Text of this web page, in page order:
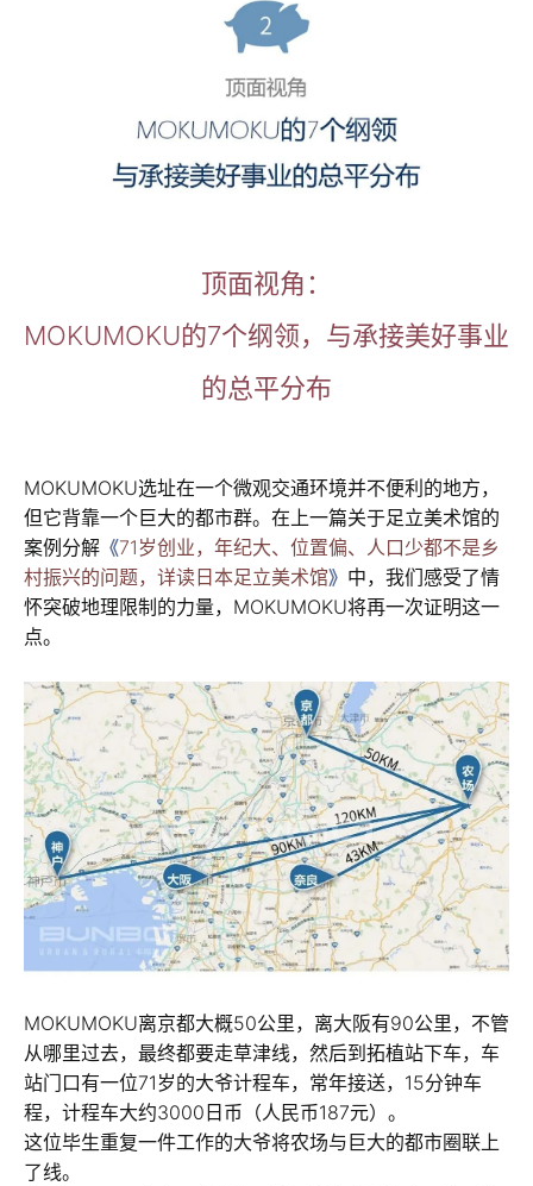
顶面视角：
MOKUMOKU的7个纲领，与承接美好事业
的总平分布
MOKUMOKU选址在一个微观交通环境并不便利的地方，
但它背靠一个巨大的都市群。在上一篇关于足立美术馆的
案例分解 《71岁创业，年纪大、位置偏、人口少都不是乡
村振兴的问题，详读日本足立美术馆》 中，我们感受了情
怀突破地理限制的力量，MOKUMOKU将再一次证明这一
点。
MOKUMOKU离京都大概50公里，离大阪有90公里，不管
从哪里过去，最终都要走草津线，然后到拓植站下车，车
站门口有一位71岁的大爷计程车，常年接送，15分钟车
程，计程车大约3000日币（人民币187元）。
这位毕生重复一件工作的大爷将农场与巨大的都市圈联上
了线。